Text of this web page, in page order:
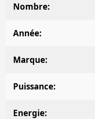
Nombre
Année
Marque
Puissance
Energie